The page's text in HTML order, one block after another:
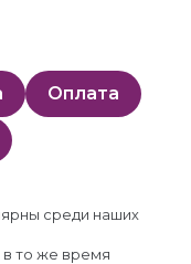
Оплата
среди наших
в то же время